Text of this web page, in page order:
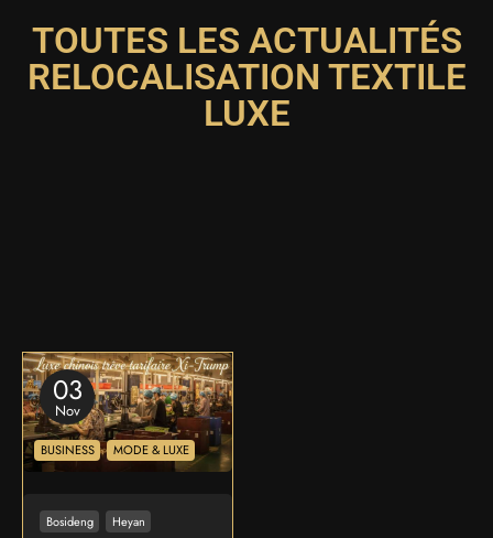
TOUTES LES ACTUALITÉS
RELOCALISATION TEXTILE
LUXE
03
Nov
BUSINESS MODE & LUXE
Bosideng
Heyan